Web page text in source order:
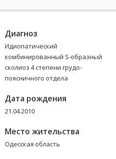
Диагноз
Идиопатический
комбинированный S-образный
сколиоз 4 степени грудо-
поясничного отдела
Дата рождения
21.04.2010
Место жительства
Одесская область